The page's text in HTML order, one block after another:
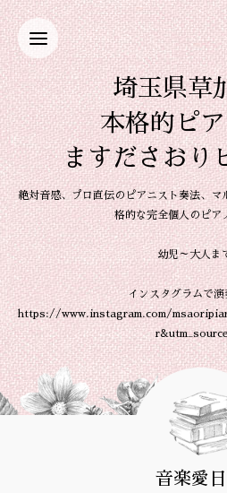
埼玉県草
本格的ピ
ますださおり
絶対音感、プロ直伝のピアニスト奏法、マ
格的な完全個人のピア
幼児～大人ま
インスタグラムで演
https://www.instagram.com/
音楽愛